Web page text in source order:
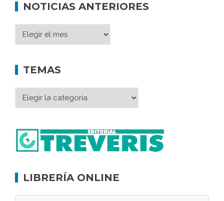
NOTICIAS ANTERIORES
TEMAS
LIBRERÍA ONLINE